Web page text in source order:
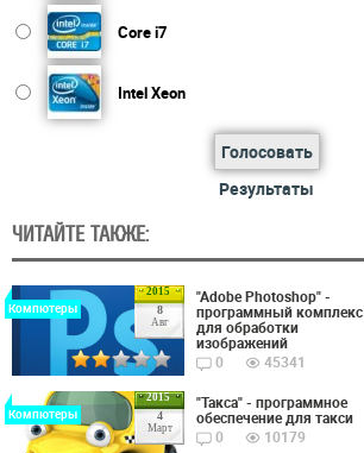
Core i7
Intel Xeon
Голосовать
Результаты
ЧИТАЙТЕ ТАКЖЕ:
2015
8
Авг
Компютеры
"Adobe Photoshop" -
программный комплекс
для обработки
изображений
0
45341
2015
4
Март
Компютеры
"Такса" - программное
обеспечение для такси
0
10179